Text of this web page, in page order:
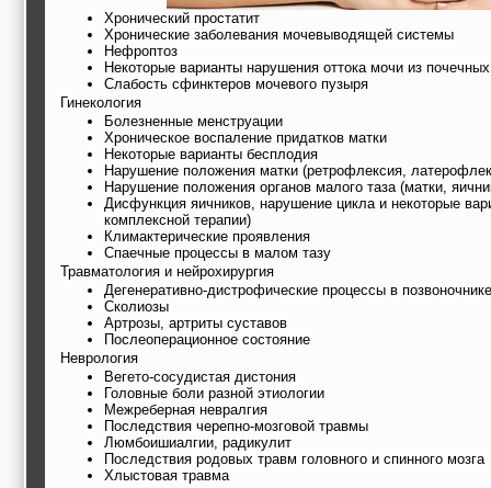
Хронический простатит
Хронические заболевания мочевыводящей системы
Нефроптоз
Некоторые варианты нарушения оттока мочи из
Слабость сфинктеров мочевого пузыря
Гинекология
Болезненные менструации
Хроническое воспаление придатков матки
Некоторые варианты бесплодия
Нарушение положения матки (ретрофлексия,
Нарушение положения органов малого таза (матки,
Дисфункция яичников, нарушение цикла и некоторые
комплексной терапии)
Климактерические проявления
Спаечные процессы в малом тазу
Травматология и нейрохирургия
Дегенеративно-дистрофические процессы в позвоночнике
Сколиозы
Артрозы, артриты суставов
Послеоперационное состояние
Неврология
Вегето-сосудистая дистония
Головные боли разной этиологии
Межреберная невралгия
Последствия черепно-мозговой травмы
Люмбоишиалгии, радикулит
Последствия родовых травм головного и спинного мозга
Хлыстовая травма